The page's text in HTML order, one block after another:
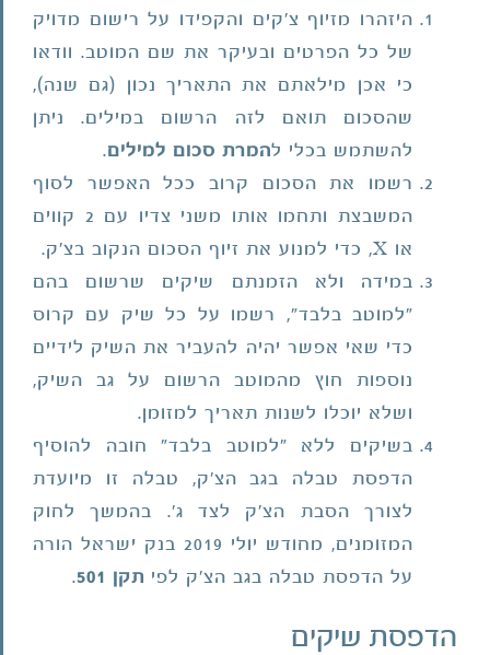
היזהרו מזיוף צ'קים והקפידו על רישום מדויק
של כל הפרטים ובעיקר את שם המוטב. וודאו
כי אכן מילאתם את התאריך נכון (גם שנה),
שהסכום תואם לזה הרשום במילים. ניתן
להשתמש בכלי להמרת סכום למילים.
רשמו את הסכום קרוב ככל האפשר לסוף
המשבצת ותחמו אותו משני צדיו עם 2 קווים
או X, כדי למנוע את זיוף הסכום הנקוב בצ'ק.
במידה ולא הזמנתם שיקים שרשום בהם
"למוטב בלבד", רשמו על כל שיק עם קרוס
כדי שאי אפשר יהיה להעביר את השיק לידיים
נוספות חוץ מהמוטב הרשום על גב השיק,
ושלא יוכלו לשנות תאריך למזומן.
בשיקים ללא "למוטב בלבד" חובה להוסיף
הדפסת טבלה בגב הצ'ק, טבלה זו מיועדת
לצורך הסבת הצ'ק לצד ג'. בהמשך לחוק
המזומנים, מחודש יולי 2019 בנק ישראל הורה
על הדפסת טבלה בגב הצ'ק לפי תקן 501 .
הדפסת שיקים